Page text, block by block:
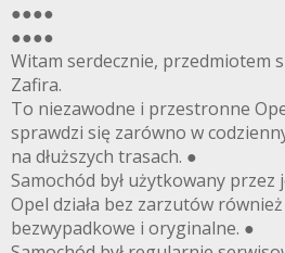
●●●●
●●●●
Witam serdecznie, przedmiotem
Zafira.
To niezawodne i przestronne
sprawdzi się zarówno w
na dłuższych trasach. ●
Samochód był użytkowany przez
Opel działa bez zarzutów
bezwypadkowe i oryginalne. ●